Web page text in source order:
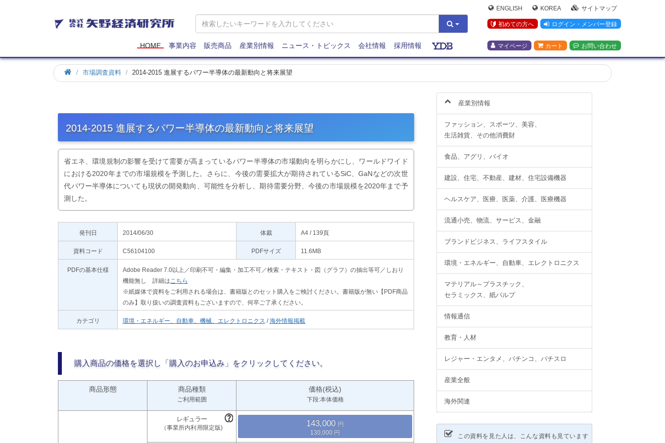
矢
野
研
究
所
ENGLISH KOREA サイトマップ
初めての方へ ログイン・メンバー登録
マイページ カート お問い合わせ
HOME 事業内容 販売商品 産業別情報 ニュース・トピックス 会社情報 採用情報
市場調査資料 2014-2015 進展するパワー半導体の最新動向と将来展望
2014-2015 進展するパワー半導体の最新動向と将来展望
省エネ、環境規制の影響を受けて需要が高まっているパワー半導体の市場動向を明らかにし、ワールドワイド
における2020年までの市場規模を予測した。さらに、今後の需要拡大が期待されているSiC、GaNなどの次世
代パワー半導体についても現状の開発動向、可能性を分析し、期待需要分野、今後の市場規模を2020年まで予
測した。
発刊日 2014/06/30 体裁 A4 / 139頁
資料コード C56104100 PDFサイズ 11.6MB
PDFの基本仕様
Adobe Reader 7.0以上／印刷不可・編集・加工不可／検索・テキスト・図（グラフ）の抽出等可／しおり
機能無し 詳細は こちら
※紙媒体で資料をご利用される場合は、書籍版とのセット購入をご検討ください。書籍版が無い【PDF商品
のみ】取り扱いの調査資料もございますので、何卒ご了承ください。
カテゴリ 環境・エネルギー、自動車、機械、エレクトロニクス /海外情報掲載
購入商品の価格を選択し「購入のお申込み」をクリックしてください。
商品形態 商品種類
ご利用範囲
価格(税込)
下段:本体価格
143,000
130,000
産業別情報
ファッション、スポーツ、美容、
生活雑貨、その他消費財
食品、アグリ、バイオ
建設、住宅、不動産、建材、住宅設備機器
ヘルスケア、医療、医薬、介護、医療機器
流通小売、物流、サービス、金融
ブランドビジネス、ライフスタイル
環境・エネルギー、自動車、エレクトロニクス
マテリアル～プラスチック、
セラミックス、紙パルプ
情報通信
教育・人材
レジャー・エンタメ、パチンコ、パチスロ
産業全般
海外関連
この資料を見た人は、こんな資料も見ています